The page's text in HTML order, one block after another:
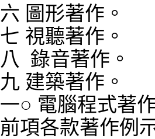
六 圖形著作。
七 視聽著作。
八 錄音著作。
九 建築著作。
一○ 電腦程式著
前項各款著作例